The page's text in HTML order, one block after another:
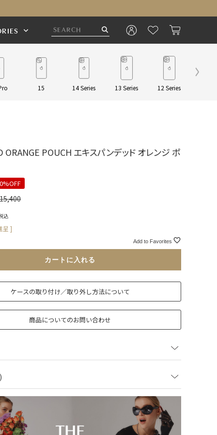
15 14 Series 13 Series 12 Series
ORANGE POUCH エキスパンデッド オレンジ ポ
15,400
込
呈 ]
Add to Favorites
カートに入れる
ケースの取り付け／取り外し方法について
商品についてのお問い合わせ